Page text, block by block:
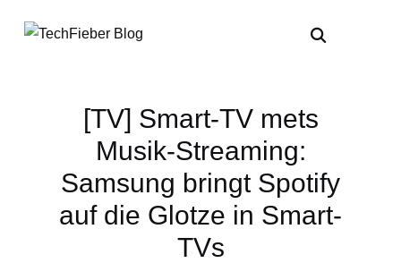
[TV] Smart-TV mets
Musik-Streaming:
Samsung bringt Spotify
auf die Glotze in Smart-
TVs